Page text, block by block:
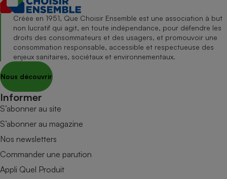
Créée en 1951, Que Choisir Ensemble est une association à but
non lucratif qui agit, en toute indépendance, pour défendre les
droits des consommateurs et des usagers, et promouvoir une
consommation responsable, accessible et respectueuse des
enjeux sanitaires, sociétaux et environnementaux.
Nous découvrir
Informer
S’abonner au site
S’abonner au magazine
Nos newsletters
Commander une parution
Appli Quel Produit